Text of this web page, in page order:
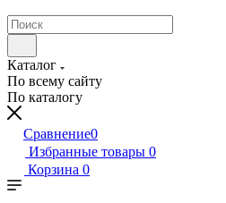
Каталог
По всему сайту
По каталогу
Сравнение0
Избранные товары 0
Корзина 0